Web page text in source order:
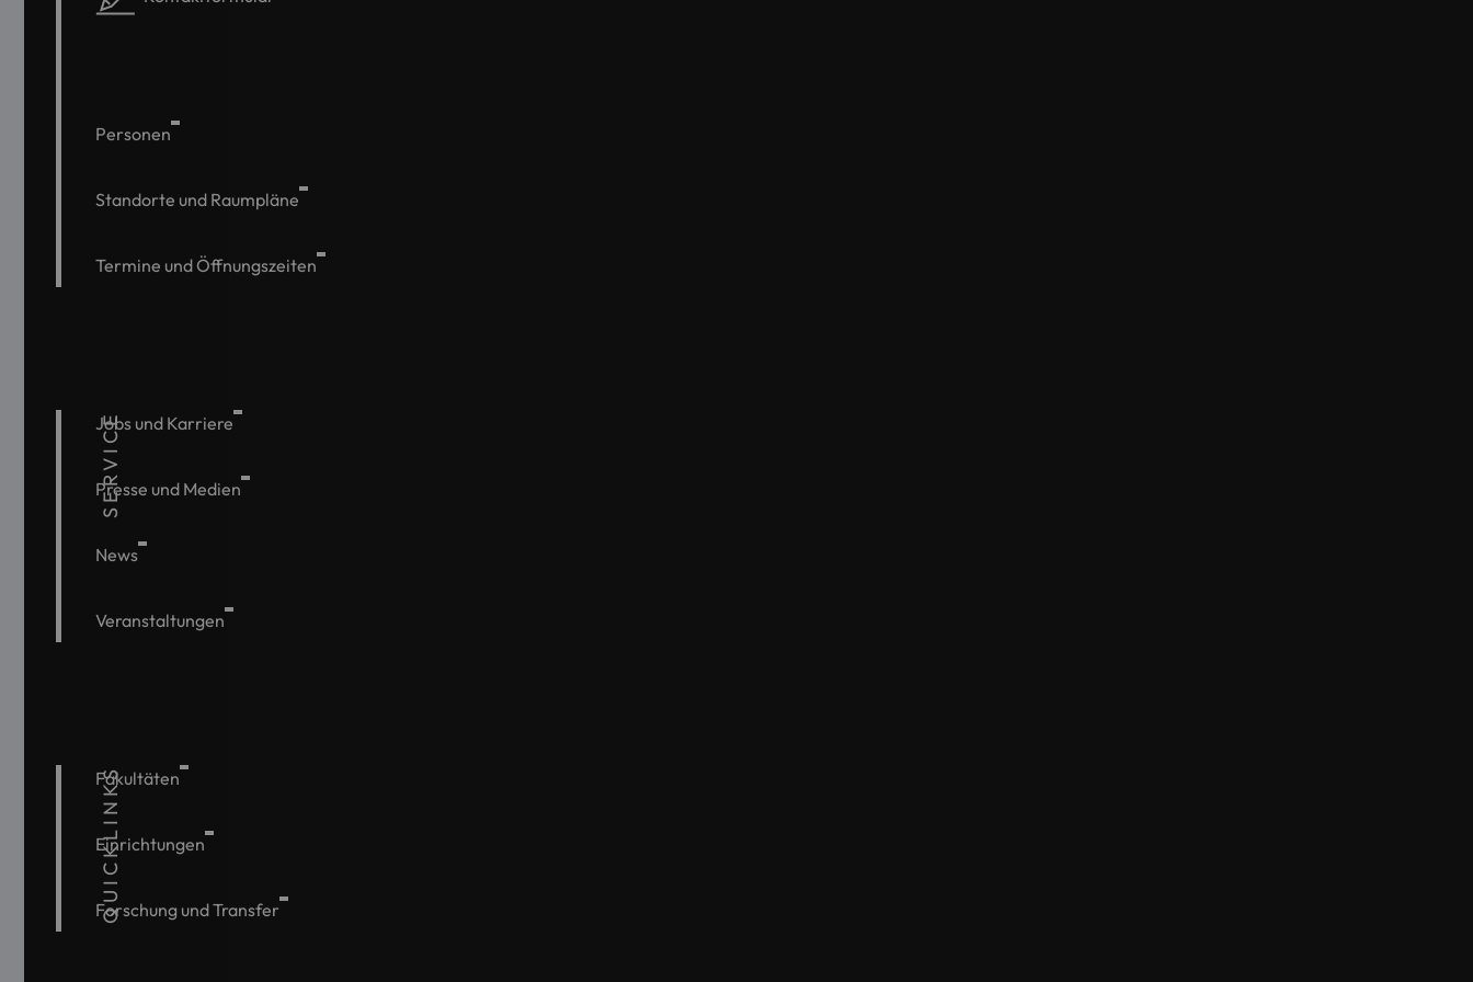
Personen
Standorte und Raumpläne
Termine und Öffnungszeiten
SERVICE
Jobs und Karriere
Presse und Medien
News
Veranstaltungen
QUICKLINKS
Fakultäten
Einrichtungen
Forschung und Transfer